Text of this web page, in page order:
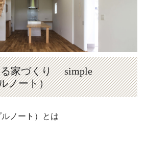
る家づくり simple
ノート）
ルノート）とは